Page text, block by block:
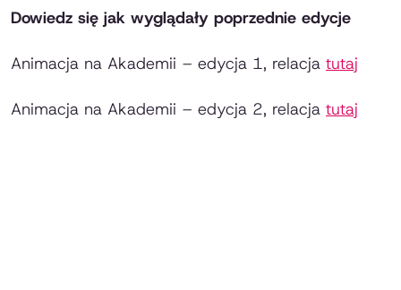
Dowiedz się jak wyglądały poprzednie edycje
Animacja na Akademii – edycja 1, relacja tutaj
Animacja na Akademii – edycja 2, relacja tutaj